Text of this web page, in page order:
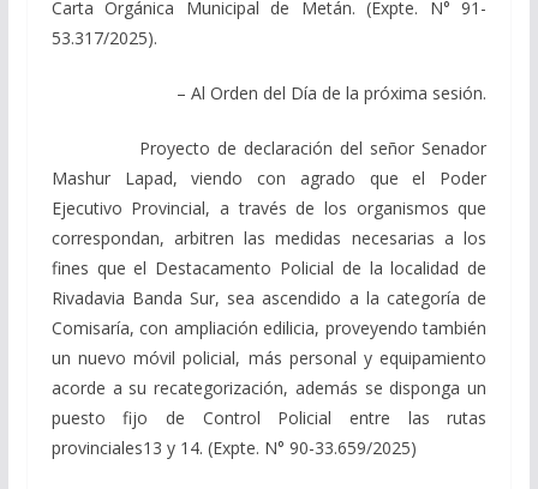
Carta Orgánica Municipal de Metán. (Expte. N° 91-
53.317/2025).
– Al Orden del Día de la próxima sesión.
Proyecto de declaración del señor Senador
Mashur Lapad, viendo con agrado que el Poder
Ejecutivo Provincial, a través de los organismos que
correspondan, arbitren las medidas necesarias a los
fines que el Destacamento Policial de la localidad de
Rivadavia Banda Sur, sea ascendido a la categoría de
Comisaría, con ampliación edilicia, proveyendo también
un nuevo móvil policial, más personal y equipamiento
acorde a su recategorización, además se disponga un
puesto fijo de Control Policial entre las rutas
provinciales13 y 14. (Expte. N° 90-33.659/2025)